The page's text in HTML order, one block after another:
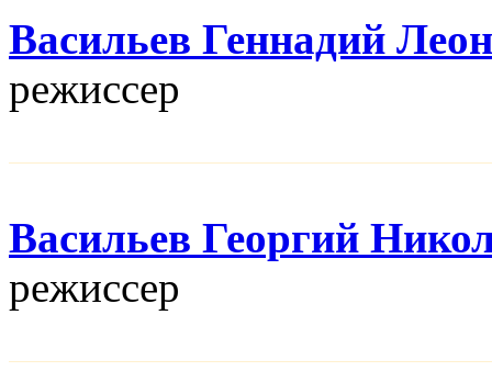
Васильев Геннадий
режисcер
Васильев Георгий
режисcер